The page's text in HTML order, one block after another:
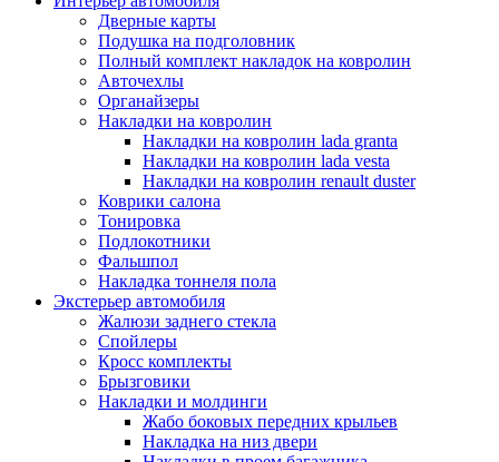
Дверные карты
Подушка на подголовник
Полный комплект накладок на ковролин
Авточехлы
Органайзеры
Накладки на ковролин
Накладки на ковролин lada granta
Накладки на ковролин lada vesta
Накладки на ковролин renault duster
Коврики салона
Тонировка
Подлокотники
Фальшпол
Накладка тоннеля пола
Экстерьер автомобиля
Жалюзи заднего стекла
Спойлеры
Кросс комплекты
Брызговики
Накладки и молдинги
Жабо боковых передних крыльев
Накладка на низ двери